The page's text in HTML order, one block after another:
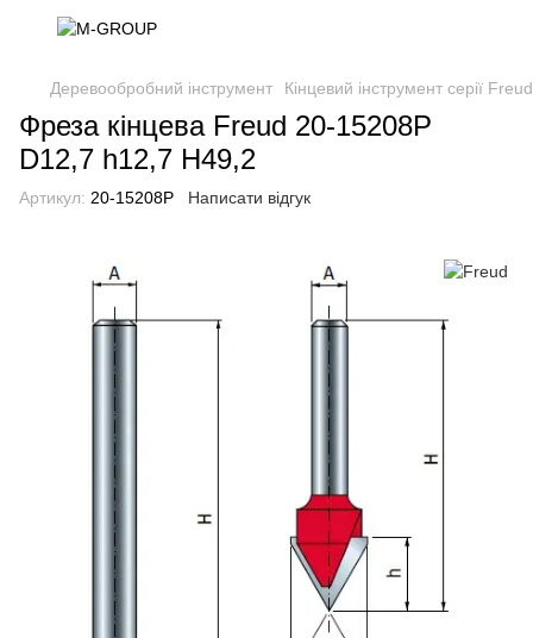
Деревообробний інструмент Кінцевий інструмент серії
Фреза кінцева Freud 20-15208P
D12,7 h12,7 H49,2
Артикул: 20-15208P Написати відгук